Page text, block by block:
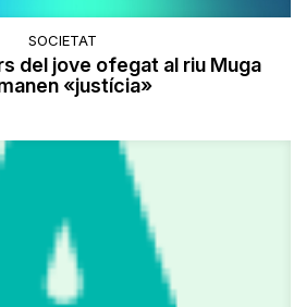
SOCIETAT
del jove ofegat al riu Muga
«justícia»